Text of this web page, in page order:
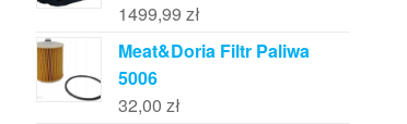
1499,99 zł
Meat&Doria Filtr Paliwa
5006
32,00 zł